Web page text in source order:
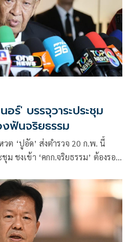
ร์' บรรจุวาระประชุม
ฟันจริยธรรม
วต ‘ปูอัด’ ส่งตำรวจ 20 ก.พ. นี้
ชงเข้า ‘คกก.จริยธรรม’ ต้องรอดู